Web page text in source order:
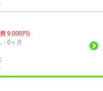
9,000円)
0ヶ月